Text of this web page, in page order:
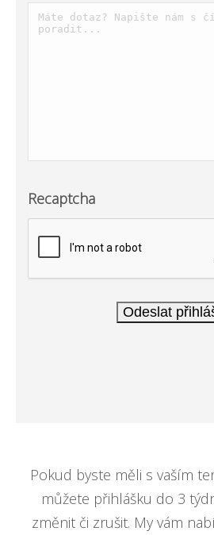
Recaptcha
Pokud byste měli s vaším
můžete přihlášku do 3
změnit či zrušit. My vám